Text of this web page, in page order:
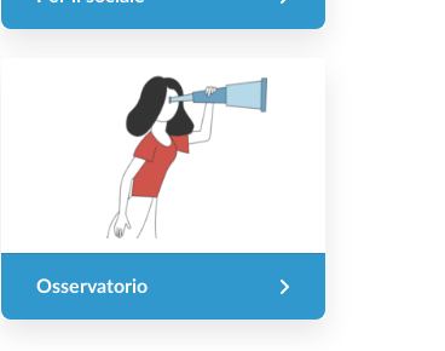
Osservatorio